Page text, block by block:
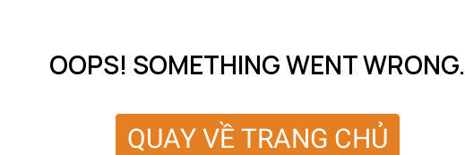
OOPS! SOMETHING WENT WRONG.
QUAY VỀ TRANG CHỦ